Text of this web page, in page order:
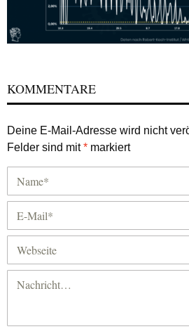
KOMMENTARE
Deine E-Mail-Adresse wird nicht
Felder sind mit* markiert